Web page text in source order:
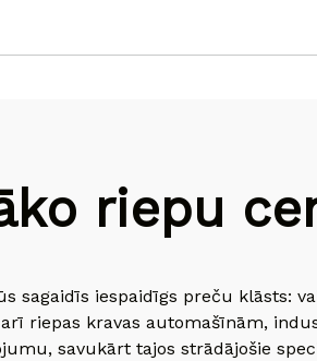
riepu
sagaidīs iespaidīgs preču klāsts:
riepas kravas automašīnām,
savukārt tajos strādājošie